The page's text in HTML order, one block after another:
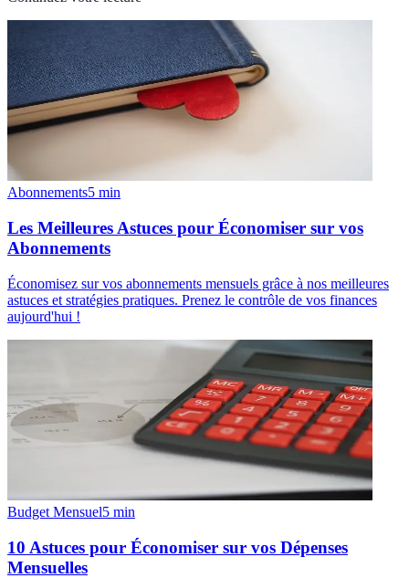
Abonnements5 min
Les Meilleures Astuces pour Économiser sur vos
Abonnements
Économisez sur vos abonnements mensuels grâce à nos meilleures
astuces et stratégies pratiques. Prenez le contrôle de vos finances
aujourd'hui !
Budget Mensuel5 min
10 Astuces pour Économiser sur vos Dépenses
Mensuelles